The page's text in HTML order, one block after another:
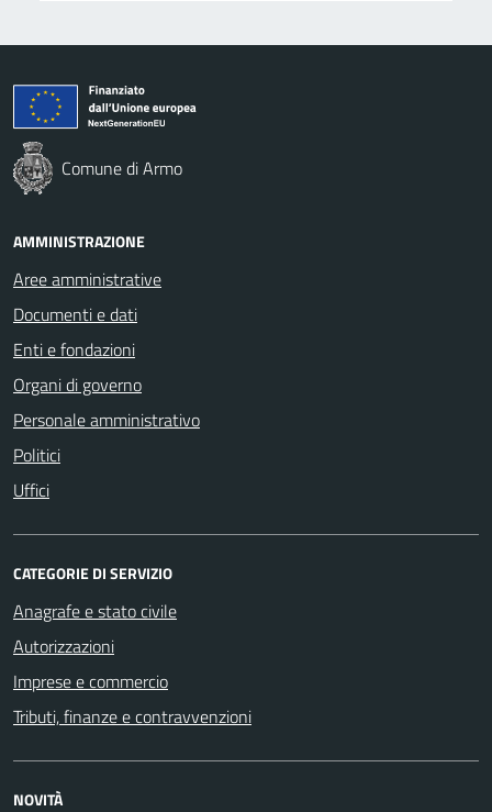
Comune di Armo
AMMINISTRAZIONE
Aree amministrative
Documenti e dati
Enti e fondazioni
Organi di governo
Personale amministrativo
Politici
Uffici
CATEGORIE DI SERVIZIO
Anagrafe e stato civile
Autorizzazioni
Imprese e commercio
Tributi, finanze e contravvenzioni
NOVITÀ